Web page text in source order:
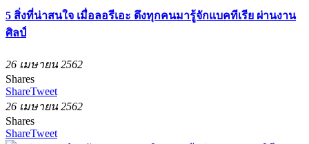
5 สิ่งที่น่าสนใจ เมื่อลอรีเอะ ดึงทุกคนมารู้จักแบคทีเรีย ผ่านงาน
ศิลป์
26 เมษายน 2562
Shares
ShareTweet
26 เมษายน 2562
Shares
ShareTweet